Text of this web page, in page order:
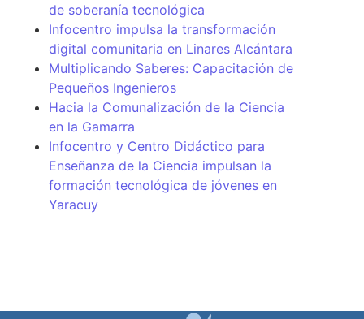
de soberanía tecnológica
Infocentro impulsa la transformación
digital comunitaria en Linares Alcántara
Multiplicando Saberes: Capacitación de
Pequeños Ingenieros
Hacia la Comunalización de la Ciencia
en la Gamarra
Infocentro y Centro Didáctico para
Enseñanza de la Ciencia impulsan la
formación tecnológica de jóvenes en
Yaracuy